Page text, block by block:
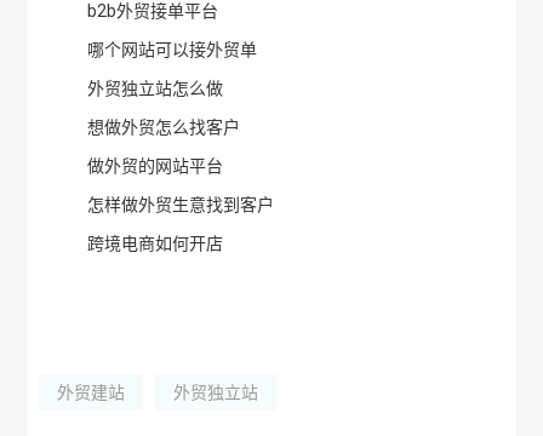
b2b外贸接单平台
哪个网站可以接外贸单
外贸独立站怎么做
想做外贸怎么找客户
做外贸的网站平台
怎样做外贸生意找到客户
跨境电商如何开店
外贸建站 外贸独立站